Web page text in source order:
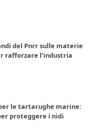
del Pnrr sulle materie
rafforzare l’industria
le tartarughe marine:
proteggere i nidi